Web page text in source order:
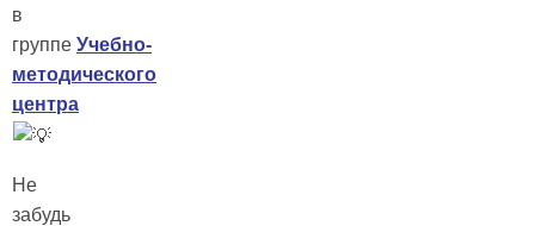
в
группе Учебно-
методического
центра
Не
забудь